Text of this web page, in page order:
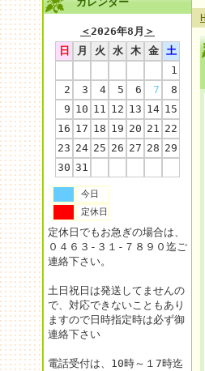
＜2026年8月 ＞
日
月 火 水 木 金
土
1
2
3 4 5 6 7
8
9 10 11 12 13 14 15
16 17 18 19 20 21 22
23 24 25 26 27 28 29
30 31
今日
定休日
定休日でもお急ぎの場合は、
０４６３-３１-７８９０迄ご
連絡下さい。
土日祝日は発送してませんの
で、対応できないこともあり
ますので日時指定時は必ず御
連絡下さい
電話受付は、10時～１7時迄